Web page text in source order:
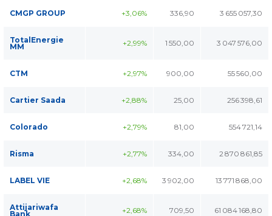
CMGP GROUP +3,06% 336,90 3 655 057,30
TotalEnergie
MM +2,99% 1 550,00 3 047 576,00
CTM +2,97% 900,00 55 560,00
Cartier Saada +2,88% 25,00 256 398,61
Colorado +2,79% 81,00 554 721,14
Risma +2,77% 334,00 2 870 861,85
LABEL VIE +2,68% 3 902,00 13 771 868,00
Attijariwafa
Bank +2,68% 709,50 61 084 168,80